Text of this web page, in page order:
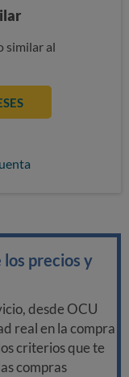
similar al
precios y
desde OCU
real en la compra
criterios que te
compras